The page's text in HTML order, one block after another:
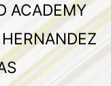
ACADEMY